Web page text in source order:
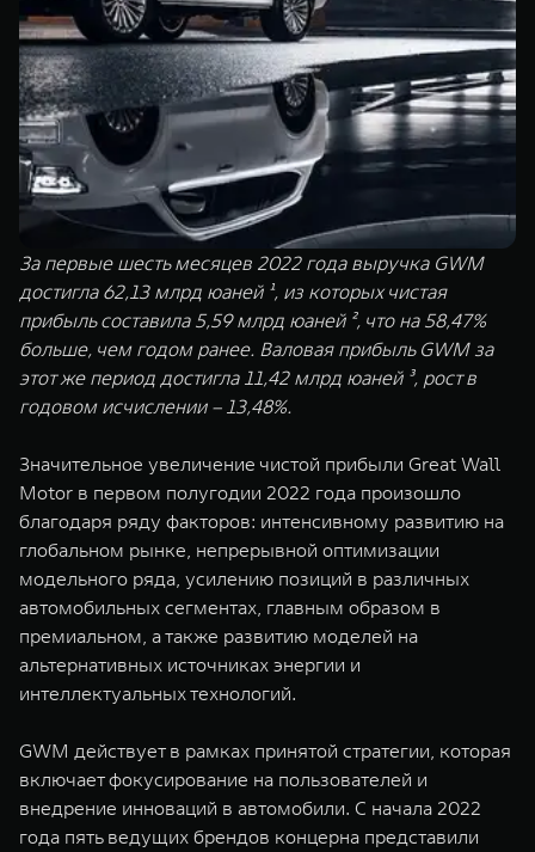
TANK 500
Веди за собой
от 6 499 000 ₽
TANK 700
Сила
от 10 199
WEY 07
Расширяя границы комфорта
от 6 149 000 ₽
WEY 05
Эстетика
от 5 699
TANK Финансы
Корпоративным клиентам
TANK ФИНАНСЫ
TANK Кредит
TANK Лизинг
TANK Страхование
Сервис
Специальные предложения
Моторные масла
ЦИФРОВЫЕ СЕРВИСЫ TANK
Цифровые сервисы TANK
Подписки
За первые шесть месяцев 2022 года выручка GWM
достигла 62,13 млрд юаней ¹, из которых чистая
прибыль составила 5,59 млрд юаней ², что на 58,47%
больше, чем годом ранее. Валовая прибыль GWM за
этот же период достигла 11,42 млрд юаней ³, рост в
годовом исчислении – 13,48%.
Значительное увеличение чистой прибыли Great Wall
Motor в первом полугодии 2022 года произошло
благодаря ряду факторов: интенсивному развитию на
глобальном рынке, непрерывной оптимизации
модельного ряда, усилению позиций в различных
автомобильных сегментах, главным образом в
премиальном, а также развитию моделей на
альтернативных источниках энергии и
интеллектуальных технологий.
GWM действует в рамках принятой стратегии, которая
включает фокусирование на пользователей и
внедрение инноваций в автомобили. С начала 2022
года пять ведущих брендов концерна представили